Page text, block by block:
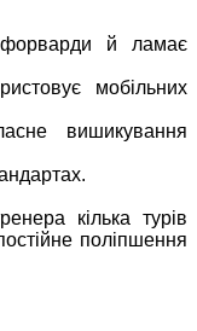
й ламає
мобільних
вишикування
кілька турів
поліпшення